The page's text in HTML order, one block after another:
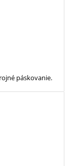
páskovanie.